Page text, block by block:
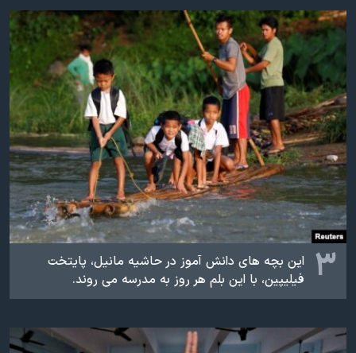
۳
این بچه های دانش آموز در حاشیه مانیل، پایتخت
فیلیپین،‌ با این بلم هر روز به مدرسه می روند.